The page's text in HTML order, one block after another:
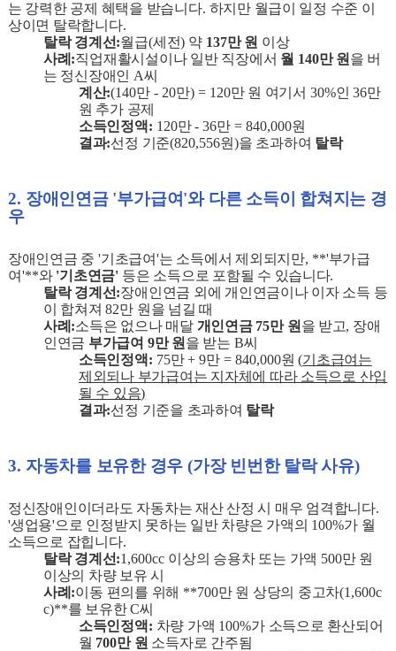
는 강력한 공제 혜택을 받습니다. 하지만 월급이 일정 수준 이
상이면 탈락합니다.
탈락 경계선:월급(세전) 약 137만 원 이상
사례 :직업재활시설이나 일반 직장에서 월 140만 원 을 버
는 정신장애인 A씨
계산:(140만 - 20만) = 120만 원 여기서 30%인36만
원 추가 공제
소득인정액: 120만- 36만 = 840,000원
결과:선정 기준(820,556원)을 초과하여 탈락
2. 장애인연금 '부가급여'와 다른 소득이 합쳐지는 경
우
장애인연금 중 '기초급여'는 소득에서 제외되지만, **'부가급
여'**와 '기초연금' 등은 소득으로 포함될 수 있습니다.
탈락 경계선:장애인연금 외에 개인연금이나 이자 소득 등
이 합쳐져82만 원을 넘길 때
사례 :소득은 없으나 매달 개인연금 75만 원 을 받고, 장애
인연금 부가급여 9만 원 을 받는 B씨
소득인정액: 75만+ 9만 = 840,000원(기초급여는
제외되나 부가급여는 지자체에 따라 소득으로 산입
될 수 있음)
결과:선정 기준을 초과하여 탈락
3. 자동차를 보유한 경우 (가장 빈번한 탈락 사유)
정신장애인이더라도 자동차는 재산 산정 시 매우 엄격합니다.
'생업용'으로 인정받지 못하는 일반 차량은 가액의 100%가 월
소득으로 잡힙니다.
탈락 경계선:1,600cc 이상의 승용차 또는 가액 500만 원
이상의 차량 보유 시
사례 :이동 편의를 위해 **700만 원 상당의 중고차(1,600c
c)**를 보유한C씨
소득인정액: 차량 가액 100%가 소득으로 환산되어
월 700만 원 소득자로 간주됨